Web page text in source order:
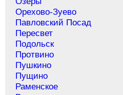
Орехово-Зуево
Павловский Посад
Пересвет
Подольск
Протвино
Пушкино
Пущино
Раменское